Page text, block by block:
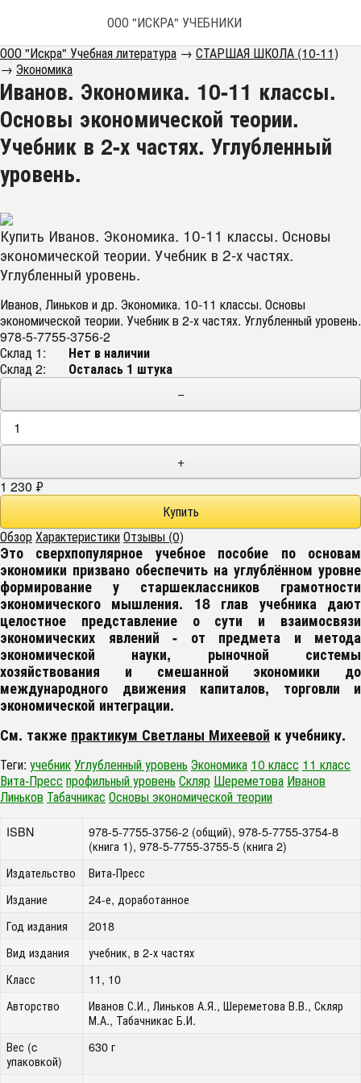
ООО "ИСКРА" УЧЕБНИКИ
ООО "Искра" Учебная литература → СТАРШАЯ ШКОЛА (10-11)
→ Экономика
Иванов. Экономика. 10-11 классы.
Основы экономической теории.
Учебник в 2-х частях. Углубленный
уровень.
Купить Иванов. Экономика. 10-11 классы. Основы
экономической теории. Учебник в 2-х частях.
Углубленный уровень.
Иванов, Линьков и др. Экономика. 10-11 классы. Основы
экономической теории. Учебник в 2-х частях. Углубленный уровень.
978-5-7755-3756-2
Склад 1:
Нет в наличии
Склад 2:
Осталась 1 штука
−
+
1 230 ₽
ОбзорХарактеристикиОтзывы (0)
Это сверхпопулярное учебное пособие по основам
экономики призвано обеспечить на углублённом уровне
формирование у старшеклассников грамотности
экономического мышления. 18 глав учебника дают
целостное представление о сути и взаимосвязи
экономических явлений - от предмета и метода
экономической науки, рыночной системы
хозяйствования и смешанной экономики до
международного движения капиталов, торговли и
экономической интеграции.
См. также практикум Светланы Михеевой к учебнику.
Теги: учебник Углубленный уровень Экономика 10 класс 11 класс
Вита-Пресс профильный уровень Скляр Шереметова Иванов
Линьков Табачникас Основы экономической теории
ISBN
978-5-7755-3756-2 (общий), 978-5-7755-3754-8
(книга 1), 978-5-7755-3755-5 (книга 2)
Издательство
Вита-Пресс
Издание
24-е, доработанное
Год издания
2018
Вид издания
учебник, в 2-х частях
Класс
11, 10
Авторство
Иванов С.И., Линьков А.Я., Шереметова В.В., Скляр
М.А., Табачникас Б.И.
Вес (c
упаковкой)
630 г